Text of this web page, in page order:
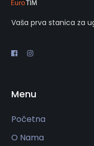
Vaša prva stanica za
Menu
Početna
O Nama